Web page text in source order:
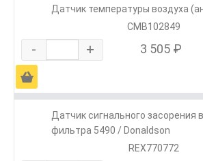
Датчик температуры воздуха
CMB102849
- + 3 505 ₽
Ä
Датчик сигнального засорения
фильтра 5490 / Donaldson
REX770772